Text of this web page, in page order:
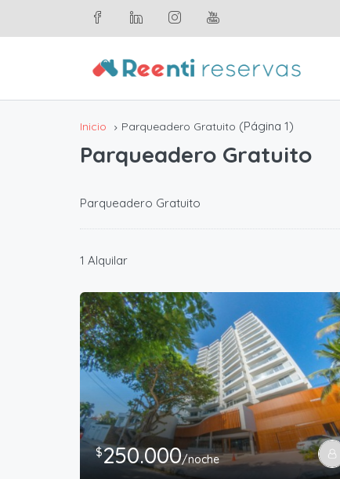
Inicio Parqueadero Gratuito (Página 1)
Parqueadero Gratuito
Parqueadero Gratuito
1 Alquilar
$250.000/noche